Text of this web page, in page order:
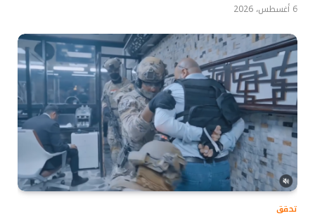
6 أغسطس، 2026
تحقق